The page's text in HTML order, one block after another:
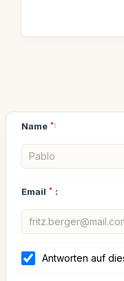
Name *:
Email * :
Antworten auf